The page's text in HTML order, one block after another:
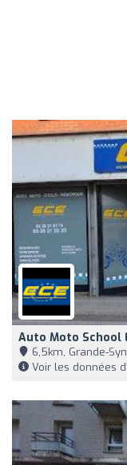
Auto Moto School
6,5km, Grande-
Voir les données